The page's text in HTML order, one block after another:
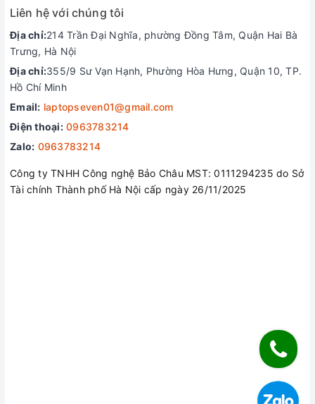
thông hơi nằm ở hai bên và phía sau để tối đa hóa luồng
không khí qua các ống đồng để làm mát và tản nhiệt tối ưu.
Sự tiến bộ mới nhất về thiết kế tản nhiệt giúp cho máy mát
hơn và luôn giữ được tốc độ xung nhịp cao khi chơi game
Công nghệ Game Shift: Tăng cường sức mạnh cho bạn khi
việc chơi game trở nên quan trọng chỉ bằng một thao tác
Liên hệ với chúng tôi
Địa chỉ:214 Trần Đại Nghĩa, phường Đồng Tâm, Quận Hai Bà
Trưng, Hà Nội
Địa chỉ:355/9 Sư Vạn Hạnh, Phường Hòa Hưng, Quận 10, TP.
Hồ Chí Minh
Email: laptopseven01@gmail.com
Điện thoại: 0963783214
Zalo: 0963783214
Công ty TNHH Công nghệ Bảo Châu MST: 0111294235 do Sở
Tài chính Thành phố Hà Nội cấp ngày 26/11/2025